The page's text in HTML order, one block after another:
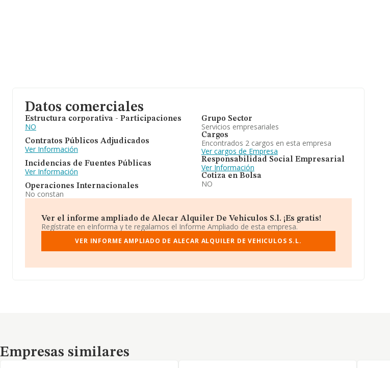
Datos comerciales
Estructura corporativa - Participaciones
NO
Contratos Públicos Adjudicados
Ver Información
Incidencias de Fuentes Públicas
Ver Información
Operaciones Internacionales
No constan
Grupo Sector
Servicios empresariales
Cargos
Encontrados 2 cargos en esta empresa
Ver cargos de Empresa
Responsabilidad Social Empresarial
Ver Información
Cotiza en Bolsa
NO
Ver el informe ampliado de Alecar Alquiler De Vehiculos S.l. ¡Es gratis!
Regístrate en eInforma y te regalamos el Informe Ampliado de esta empresa.
VER INFORME AMPLIADO DE ALECAR ALQUILER DE VEHICULOS S.L.
Empresas similares
Empresas similares